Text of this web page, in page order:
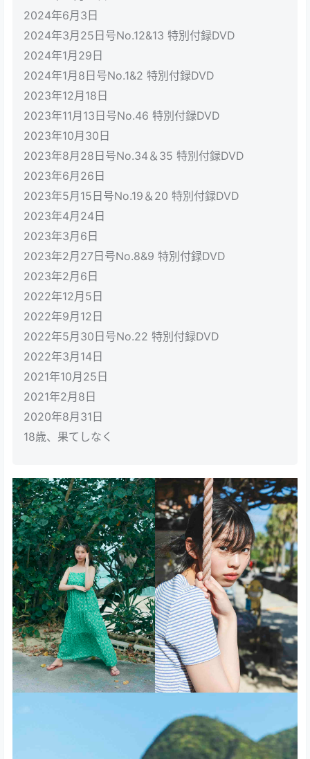
2024年6月3日
2024年3月25日号No.12&13 特別付録DVD
2024年1月29日
2024年1月8日号No.1&2 特別付録DVD
2023年12月18日
2023年11月13日号No.46 特別付録DVD
2023年10月30日
2023年8月28日号No.34＆35 特別付録DVD
2023年6月26日
2023年5月15日号No.19＆20 特別付録DVD
2023年4月24日
2023年3月6日
2023年2月27日号No.8&9 特別付録DVD
2023年2月6日
2022年12月5日
2022年9月12日
2022年5月30日号No.22 特別付録DVD
2022年3月14日
2021年10月25日
2021年2月8日
2020年8月31日
18歳、果てしなく